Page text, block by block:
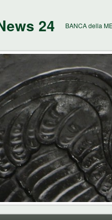
24 BANCA della